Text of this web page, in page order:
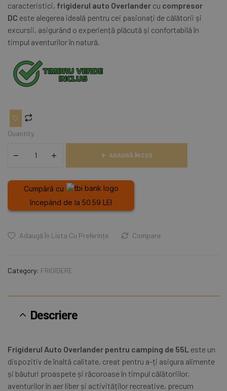
caracteristici, frigiderul auto Overlander cu compresor
DC este alegerea ideală pentru cei pasionați de călătorii și
excursii, asigurând o experiență plăcută și confortabilă în
timpul aventurilor în natură.
Quantity
ADAUGĂ ÎN COȘ
Cumpără cu
începând de la 50.59 LEI
Adaugă În Lista Cu Preferințe Compare
Category: FRIGIDERE
Descriere
Frigiderul Auto Overlander pentru camping de 55L este un
dispozitiv de înaltă calitate, creat pentru a-ți asigura alimente
și băuturi proaspete și răcoroase în timpul călătoriilor,
aventurilor în aer liber și activităților recreative, precum